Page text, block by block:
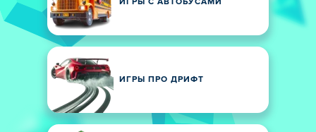
ИГРЫ С АВТОБУСАМИ
ИГРЫ ПРО ДРИФТ